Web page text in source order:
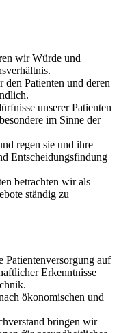
wir Würde und
Patienten und deren
unserer Patienten
im Sinne der
regen sie und ihre
Entscheidungsfindung
betrachten wir als
ständig zu
Patientenversorgung auf
Erkenntnisse
ökonomischen und
bringen wir